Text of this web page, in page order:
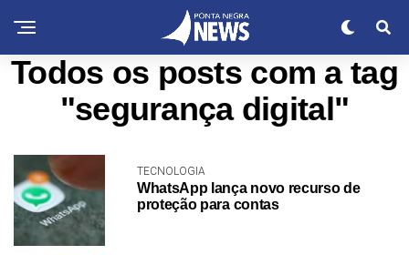
Todos os posts com a tag
"segurança digital"
TECNOLOGIA
WhatsApp lança novo recurso de
proteção para contas